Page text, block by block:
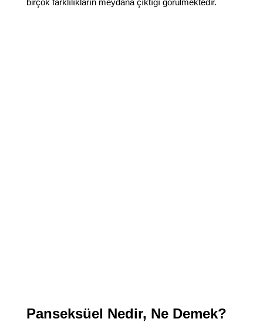
birçok farklılıkların meydana çıktığı görülmektedir.
Panseksüel Nedir, Ne Demek?